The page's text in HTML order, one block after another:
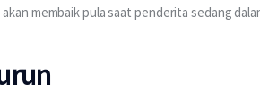
membaik pula saat penderita sedang